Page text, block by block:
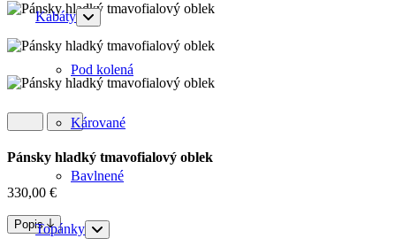
Kabáty
Pod kolená
Kárované
Bavlnené
Topánky
Pánsky hladký tmavofialový oblek
330,00 €
Popis